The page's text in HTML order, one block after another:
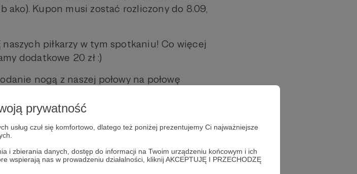
prywatność
usług czuł się komfortowo, dlatego też poniżej prezentujemy Ci najważniejsze
i zbierania danych, dostęp do informacji na Twoim urządzeniu końcowym i ich
nas w prowadzeniu działalności, kliknij AKCEPTUJĘ I PRZECHODZĘ
ako). Kupon musi zostać rozliczony do 8.09,
naszych piłkarzy w tym spotkaniu! Co więcej
dodatkowe 20 zł :)
nogą z naszej połowy na połowę
podanie górą na naszych zawodników.
promocji).